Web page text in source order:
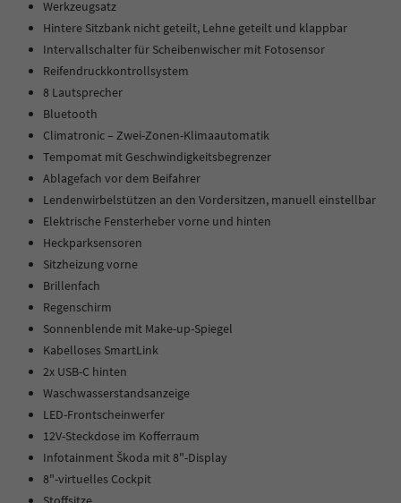
Werkzeugsatz
Hintere Sitzbank nicht geteilt, Lehne geteilt und klappbar
Intervallschalter für Scheibenwischer mit Fotosensor
Reifendruckkontrollsystem
8 Lautsprecher
Bluetooth
Climatronic – Zwei-Zonen-Klimaautomatik
Tempomat mit Geschwindigkeitsbegrenzer
Ablagefach vor dem Beifahrer
Lendenwirbelstützen an den Vordersitzen, manuell einstellbar
Elektrische Fensterheber vorne und hinten
Heckparksensoren
Sitzheizung vorne
Brillenfach
Regenschirm
Sonnenblende mit Make-up-Spiegel
Kabelloses SmartLink
2x USB-C hinten
Waschwasserstandsanzeige
LED-Frontscheinwerfer
12V-Steckdose im Kofferraum
Infotainment Škoda mit 8"-Display
8"-virtuelles Cockpit